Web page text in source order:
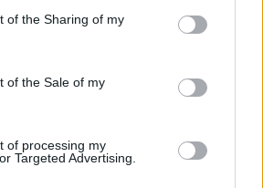
or usage behaviour. You may click to
to Google and its third-party tags to
specified purposes in below Google
of the Sharing of my
of the Sale of my
of processing my
Targeted Advertising.
receta del
clásico imperdible de la
delicioso plato tradicional que fusiona la